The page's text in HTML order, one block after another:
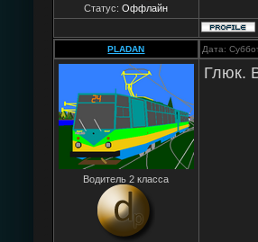
Статус:Оффлайн
PLADAN Дата:
Водитель 2 класса
Глюк.